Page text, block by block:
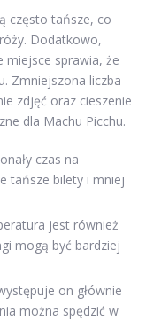
często tańsze, co
Dodatkowo,
sprawia, że
Zmniejszona liczba
zdjęć oraz cieszenie
dla Machu Picchu.
czas na
tańsze bilety i mniej
jest również
mogą być bardziej
on głównie
można spędzić w